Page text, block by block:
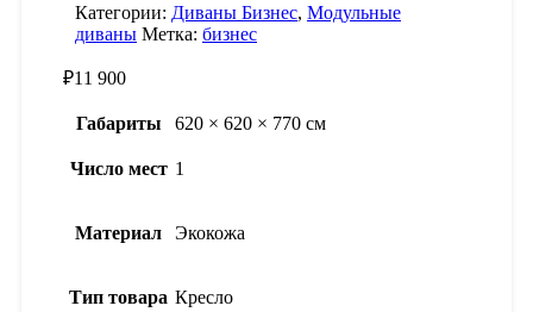
Категории: Диваны Бизнес, Модульные
диваны Метка: бизнес
₽11 900
Габариты 620 × 620 × 770 см
Число мест 1
Материал Экокожа
Тип товара Кресло